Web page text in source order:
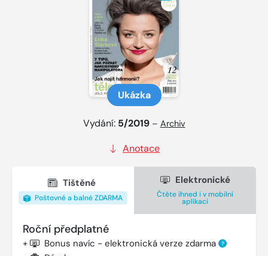
Ukázka
Vydání: 5/2019 – Archiv
Anotace
Tištěné
Poštovné a balné ZDARMA
Elektronické
Čtěte ihned i v mobilní
aplikaci
Roční předplatné
+ Bonus navíc - elektronická verze zdarma ?